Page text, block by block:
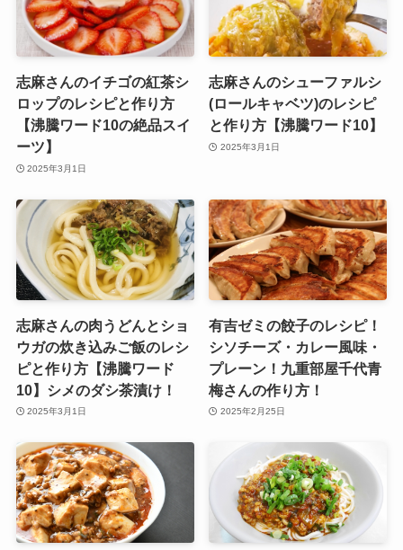
志麻さんのイチゴの紅茶シ
ロップのレシピと作り方
【沸騰ワード10の絶品スイ
ーツ】
2025年3月1日
志麻さんのシューファルシ
(ロールキャベツ)のレシピ
と作り方【沸騰ワード10】
2025年3月1日
志麻さんの肉うどんとショ
ウガの炊き込みご飯のレシ
ピと作り方【沸騰ワード
10】シメのダシ茶漬け！
2025年3月1日
有吉ゼミの餃子のレシピ！
シソチーズ・カレー風味・
プレーン！九重部屋千代青
梅さんの作り方！
2025年2月25日